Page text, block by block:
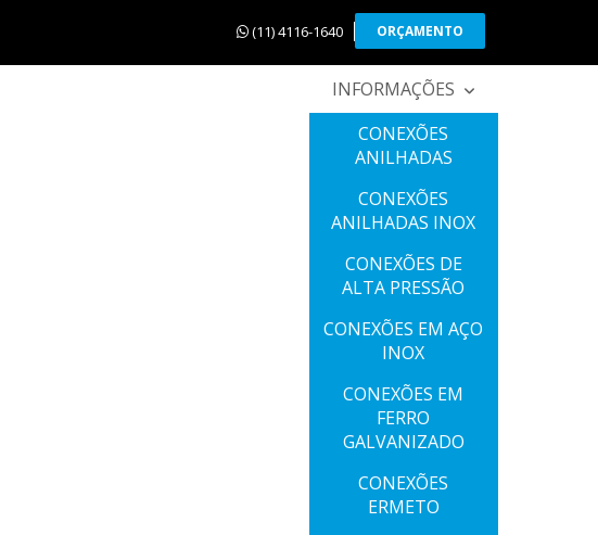
(11) 4116-1640 ORÇAMENTO
INFORMAÇÕES
CONEXÕES
ANILHADAS
CONEXÕES
ANILHADAS INOX
CONEXÕES DE
ALTA PRESSÃO
CONEXÕES EM AÇO
INOX
CONEXÕES EM
FERRO
GALVANIZADO
CONEXÕES
ERMETO